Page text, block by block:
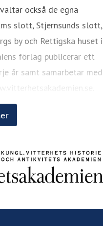
också de egna
slott, Stjernsunds slott,
by och Rettigska huset i
förlag publicerar ett
år samt samarbetar med